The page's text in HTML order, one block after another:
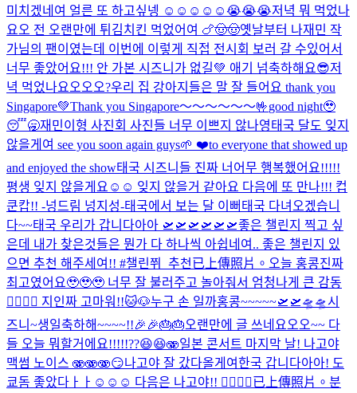
미치겠네여 얼른 또 하고싶넹 ☺️☺️☺️☺️☺️😭😭😭저녁 뭐 먹었나
요오 전 오랜만에 튀김치킨 먹었어여 🍗🤠🤠옛날부터 나재민 작
가님의 팬이였는데 이번에 이렇게 직접 전시회 보러 갈 수있어서
너무 좋았어요!!! 안 가본 시즈니가 없길💚 애기 넘축하해요😎저
녁 먹었나요오오오?우리 집 강아지들은 말 잘 들어요 thank you
Singapore💚Thank you Singapore～～～～～～🤟good night🥹
😴🥱재민이형 사진회 사진들 너무 이쁘지 않나영태국 달도 잊지
않을게여 see you soon again guys🌱 ❤️to everyone that showed up
and enjoyed the show태국 시즈니들 진짜 너어무 행복했어요!!!!!
평생 잊지 않을게요☺️☺️ 잊지 않을거 같아요 다음에 또 만나!!! 컵
쿤캅!! -넝드림 넝지성-태국에서 보는 달 이뻐 태국 다녀오겠습니
다~~태국 우리가 갑니다아아 🛫🛫🛫🛫🛫🛫좋은 챌린지 찍고 싶
은데 내가 찾은것들은 뭔가 다 하나씩 아쉽네여.. 좋은 챌린지 있
으면 추천 해주세여!! #챌린쮜_추천已上傳照片。 오늘 홍콩진짜
최고였어요🥹🥹🥹 너무 잘 불러주고 놀아줘서 엄청나게 큰 감동
🙂‍↕️🙂‍↕️ 지인짜 고마워!!🐱🐶누구 손 일까홍콩~~~~~🛫🛫🛸🛸 시
즈니~생일축하해~~~~!!🎉🎉🎂🎂오랜만에 글 쓰네요오오~~ 다
들 오늘 뭐할거에요!!!!!??😆😆🫨일본 콘서트 마지막 날! 나고야
맥썸 노이스 🫨🫨🫨😏나고야 잘 갔다올게여한국 갑니다아아! 도
쿄돔 좋았다ㅏㅏ☺️☺️☺️ 다음은 나고야!! 🙂‍↕️🙂‍↕️已上傳照片。 분